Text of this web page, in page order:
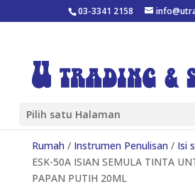
03-3341 2158
Pilih satu Halaman
Rumah / Instrumen Penulisan / Isi
ESK-50A ISIAN SEMULA TINTA
PAPAN PUTIH 20ML